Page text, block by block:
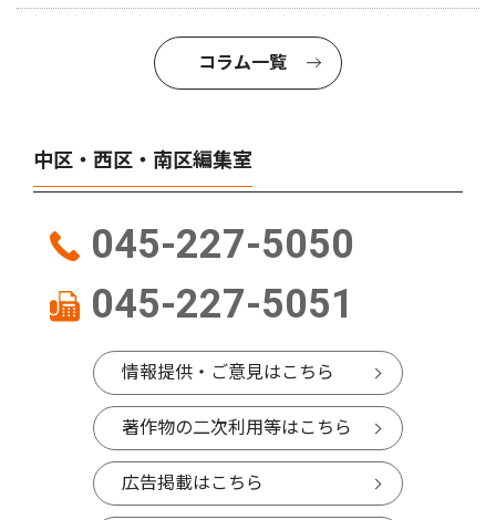
コラム一覧
中区・西区・南区編集室
045-227-5050
045-227-5051
情報提供・ご意見はこちら
著作物の二次利用等はこちら
広告掲載はこちら